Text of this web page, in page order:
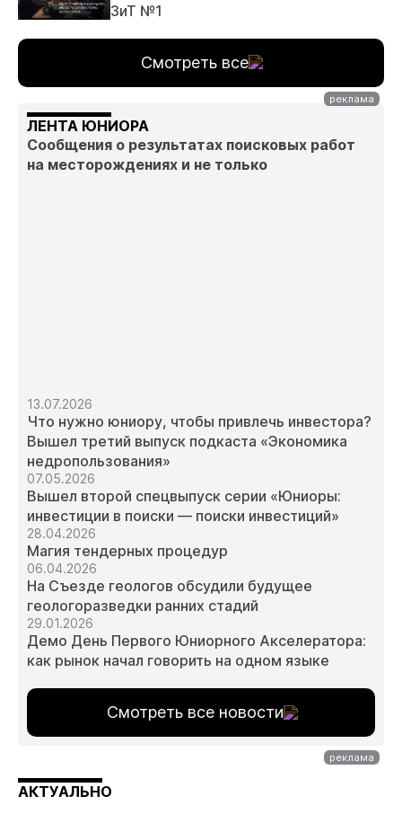
ЗиТ №1
Смотреть все
ЛЕНТА ЮНИОРА
Сообщения о результатах поисковых работ
на месторождениях и не только
13.07.2026
Что нужно юниору, чтобы привлечь инвестора?
Вышел третий выпуск подкаста «Экономика
недропользования»
07.05.2026
Вышел второй спецвыпуск серии «Юниоры:
инвестиции в поиски — поиски инвестиций»
28.04.2026
Магия тендерных процедур
06.04.2026
На Съезде геологов обсудили будущее
геологоразведки ранних стадий
29.01.2026
Демо День Первого Юниорного Акселератора:
как рынок начал говорить на одном языке
Смотреть все новости
АКТУАЛЬНО